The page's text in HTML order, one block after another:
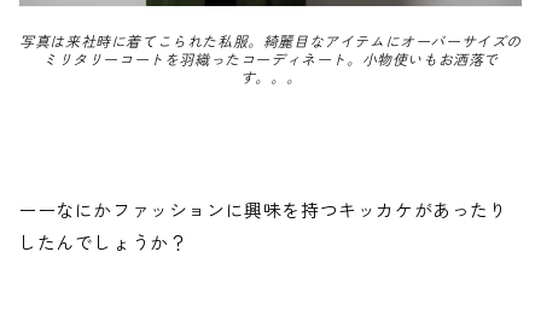
写真は来社時に着てこられた私服。綺麗目なアイテムにオーバーサイズの
ミリタリーコートを羽織ったコーディネート。小物使いもお洒落で
す。。。
ーーなにかファッションに興味を持つキッカケがあったり
したんでしょうか？